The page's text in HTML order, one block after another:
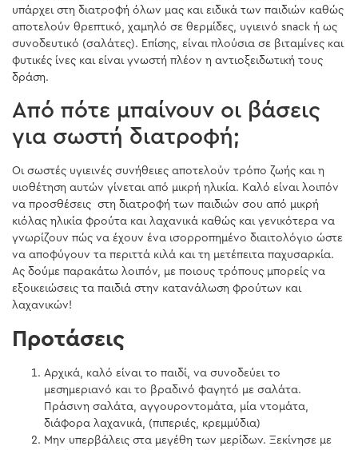
υπάρχει στη διατροφή όλων μας και ειδικά των παιδιών καθώς
αποτελούν θρεπτικό, χαμηλό σε θερμίδες, υγιεινό snack ή ως
συνοδευτικό (σαλάτες). Επίσης, είναι πλούσια σε βιταμίνες και
φυτικές ίνες και είναι γνωστή πλέον η αντιοξειδωτική τους
δράση.
Από πότε μπαίνουν οι βάσεις
για σωστή διατροφή;
Οι σωστές υγιεινές συνήθειες αποτελούν τρόπο ζωής και η
υιοθέτηση αυτών γίνεται από μικρή ηλικία. Καλό είναι λοιπόν
να προσθέσεις στη διατροφή των παιδιών σου από μικρή
κιόλας ηλικία φρούτα και λαχανικά καθώς και γενικότερα να
γνωρίζουν πώς να έχουν ένα ισορροπημένο διαιτολόγιο ώστε
να αποφύγουν τα περιττά κιλά και τη μετέπειτα παχυσαρκία.
Ας δούμε παρακάτω λοιπόν, με ποιους τρόπους μπορείς να
εξοικειώσεις τα παιδιά στην κατανάλωση φρούτων και
λαχανικών!
Προτάσεις
Αρχικά, καλό είναι το παιδί, να συνοδεύει το
μεσημεριανό και το βραδινό φαγητό με σαλάτα.
Πράσινη σαλάτα, αγγουροντομάτα, μία ντομάτα,
διάφορα λαχανικά, (πιπεριές, κρεμμύδια)
Μην υπερβάλεις στα μεγέθη των μερίδων. Ξεκίνησε με